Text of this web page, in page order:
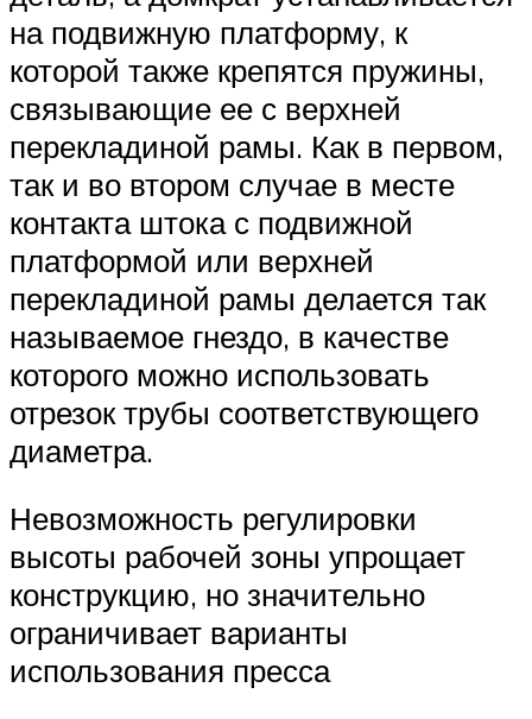
на подвижную платформу, к
которой также крепятся пружины,
связывающие ее с верхней
перекладиной рамы. Как в первом,
так и во втором случае в месте
контакта штока с подвижной
платформой или верхней
перекладиной рамы делается так
называемое гнездо, в качестве
которого можно использовать
отрезок трубы соответствующего
диаметра.
Невозможность регулировки
высоты рабочей зоны упрощает
конструкцию, но значительно
ограничивает варианты
использования пресса